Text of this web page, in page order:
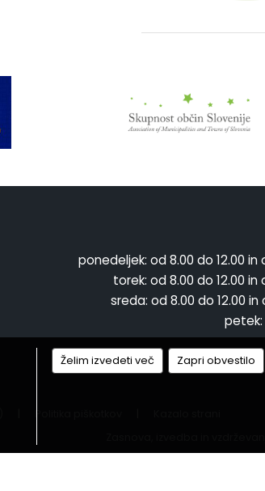
ponedeljek: od 8.00 do 12.00 in
torek: od 8.00 do 12.00 in
sreda: od 8.00 do 12.00 in
petek:
Želim izvedeti več Zapri obvestilo